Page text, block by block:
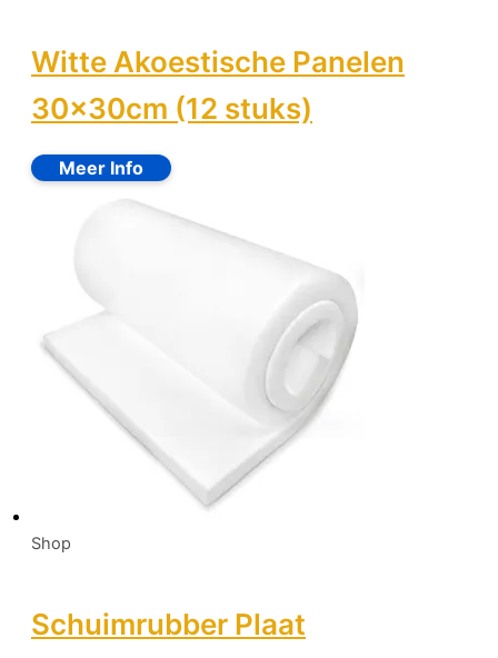
Witte Akoestische Panelen
30x30cm (12 stuks)
Shop
Schuimrubber Plaat